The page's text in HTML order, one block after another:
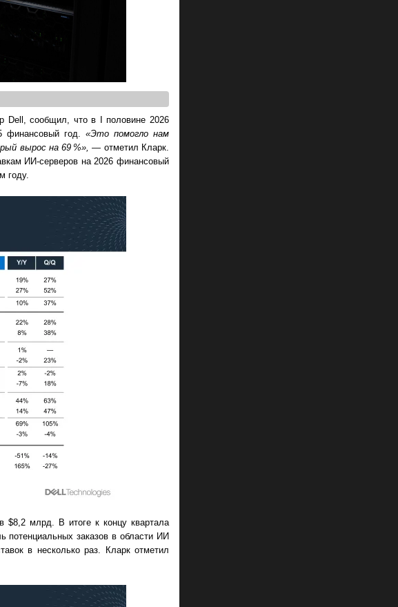
Dell, сообщил, что в I половине 2026
финансовый год. «Это помогло нам
вырос на 69 %», — отметил Кларк.
ИИ-серверов на 2026 финансовый
году.
млрд. В итоге к концу квартала
заказов в области ИИ
в несколько раз. Кларк отметил